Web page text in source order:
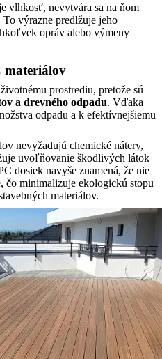
vlhkosť, nevytvára sa na ňom
výrazne predlžuje jeho
opráv alebo výmeny
materiálov
prostrediu, pretože sú
a drevného odpadu. Vďaka
odpadu a k efektívnejšiemu
nevyžadujú chemické nátery,
uvoľňovanie škodlivých látok
dosiek navyše znamená, že nie
čo minimalizuje ekologickú stopu
materiálov.